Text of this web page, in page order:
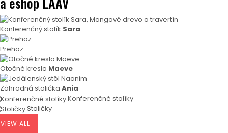
Konferenčný stolík Sara
Prehoz
Otočné kreslo Maeve
Záhradná stolička Ania
Konferenčné stolíky
Stoličky
VIEW ALL